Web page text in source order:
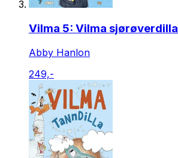
Vilma 5: Vilma sjørøverdilla
Abby Hanlon
249,-